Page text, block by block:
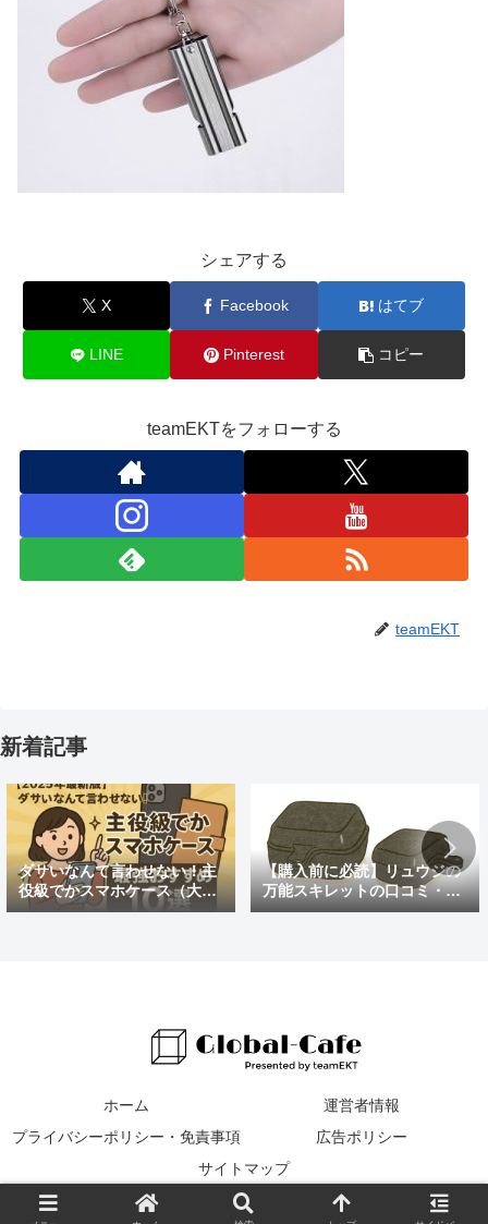
シェアする
X Facebook はてブ
LINE Pinterest コピー
teamEKTをフォローする
teamEKT
新着記事
ダサいなんて言わせない！主
役級でかスマホケース（大き
めの）最強おすすめ10選
【購入前に必読】リュウジの
万能スキレットの口コミ・評
判まとめ｜後悔しないための
ホーム
運営者情報
プライバシーポリシー・免責事項
広告ポリシー
サイトマップ
© 2016 Global Cafe.